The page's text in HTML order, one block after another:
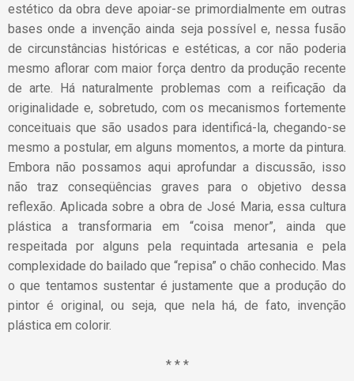
estético da obra deve apoiar-se primordialmente em outras
bases onde a invenção ainda seja possível e, nessa fusão
de circunstâncias históricas e estéticas, a cor não poderia
mesmo aflorar com maior força dentro da produção recente
de arte. Há naturalmente problemas com a reificação da
originalidade e, sobretudo, com os mecanismos fortemente
conceituais que são usados para identificá-la, chegando-se
mesmo a postular, em alguns momentos, a morte da pintura.
Embora não possamos aqui aprofundar a discussão, isso
não traz conseqüências graves para o objetivo dessa
reflexão. Aplicada sobre a obra de José Maria, essa cultura
plástica a transformaria em “coisa menor”, ainda que
respeitada por alguns pela requintada artesania e pela
complexidade do bailado que “repisa” o chão conhecido. Mas
o que tentamos sustentar é justamente que a produção do
pintor é original, ou seja, que nela há, de fato, invenção
plástica em colorir.
* * *